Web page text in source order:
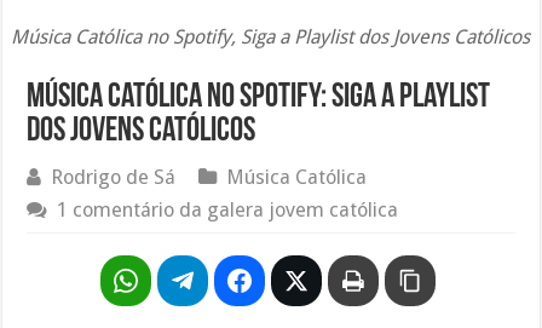
Música Católica no Spotify, Siga a Playlist dos Jovens Católicos
Música Católica no Spotify: Siga a Playlist
dos Jovens Católicos
Rodrigo de Sá
Música Católica
1 comentário da galera jovem católica